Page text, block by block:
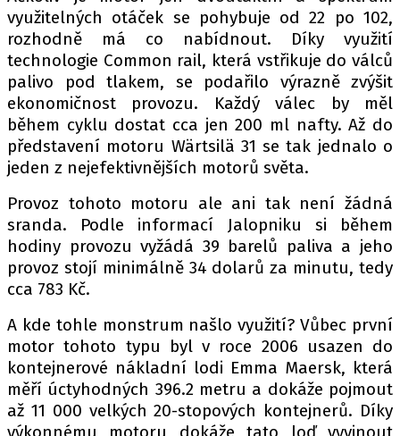
využitelných otáček se pohybuje od 22 po 102,
rozhodně má co nabídnout. Díky využití
technologie Common rail, která vstřikuje do válců
palivo pod tlakem, se podařilo výrazně zvýšit
ekonomičnost provozu. Každý válec by měl
během cyklu dostat cca jen 200 ml nafty. Až do
představení motoru Wärtsilä 31 se tak jednalo o
jeden z nejefektivnějších motorů světa.
Provoz tohoto motoru ale ani tak není žádná
sranda. Podle informací Jalopniku si během
hodiny provozu vyžádá 39 barelů paliva a jeho
provoz stojí minimálně 34 dolarů za minutu, tedy
cca 783 Kč.
A kde tohle monstrum našlo využití? Vůbec první
motor tohoto typu byl v roce 2006 usazen do
kontejnerové nákladní lodi Emma Maersk, která
měří úctyhodných 396.2 metru a dokáže pojmout
až 11 000 velkých 20-stopových kontejnerů. Díky